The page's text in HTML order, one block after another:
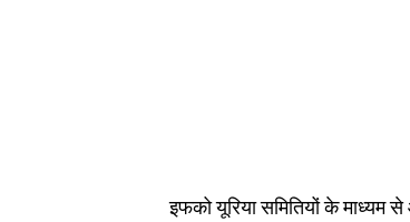
इफको यूरिया समितियों के माध्यम